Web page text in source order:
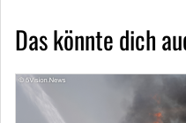
Das könnte dich